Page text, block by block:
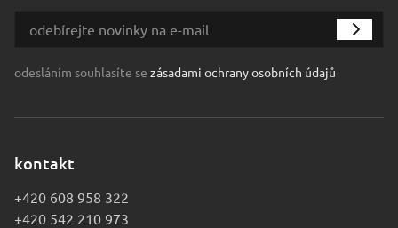
odesláním souhlasíte se zásadami ochrany osobních údajů
kontakt
+420 608 958 322
+420 542 210 973